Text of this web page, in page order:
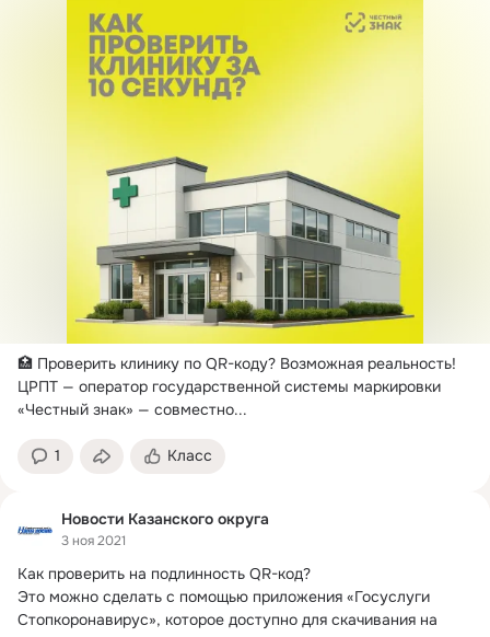
🏥 Проверить клинику по QR-коду? Возможная реальность!
ЦРПТ — оператор государственной системы маркировки
«Честный знак» — совместно...
1 Класс
Новости Казанского округа
3 ноя 2021
Как проверить на подлинность QR-код?
Это можно сделать с помощью приложения «Госуслуги
Стопкоронавирус», которое доступно для скачивания на